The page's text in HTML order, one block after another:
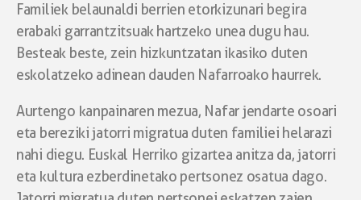
Familiek belaunaldi berrien etorkizunari begira
erabaki garrantzitsuak hartzeko unea dugu hau.
Besteak beste, zein hizkuntzatan ikasiko duten
eskolatzeko adinean dauden Nafarroako haurrek.
Aurtengo kanpainaren mezua, Nafar jendarte osoari
eta bereziki jatorri migratua duten familiei helarazi
nahi diegu. Euskal Herriko gizartea anitza da, jatorri
eta kultura ezberdinetako pertsonez osatua dago.
Jatorri migratua duten pertsonei eskatzen zaien